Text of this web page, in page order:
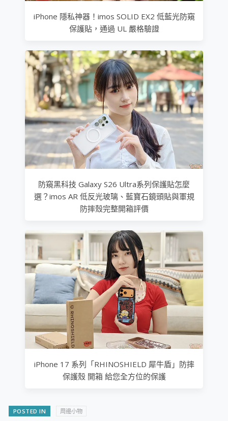
iPhone 隱私神器！imos SOLID EX2 低藍光防窺
保護貼，通過 UL 嚴格驗證
防窺黑科技 Galaxy S26 Ultra系列保護貼怎麼
選？imos AR 低反光玻璃、藍寶石鏡頭貼與軍規
防摔殼完整開箱評價
iPhone 17 系列「RHINOSHIELD 犀牛盾」防摔
保護殼 開箱 給您全方位的保護
POSTED IN 周邊小物